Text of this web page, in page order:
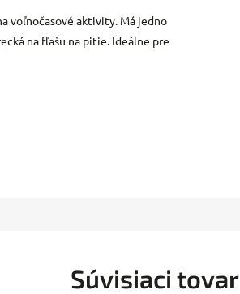
voľnočasové aktivity. Má jedno
na fľašu na pitie. Ideálne pre
Súvisiaci tovar